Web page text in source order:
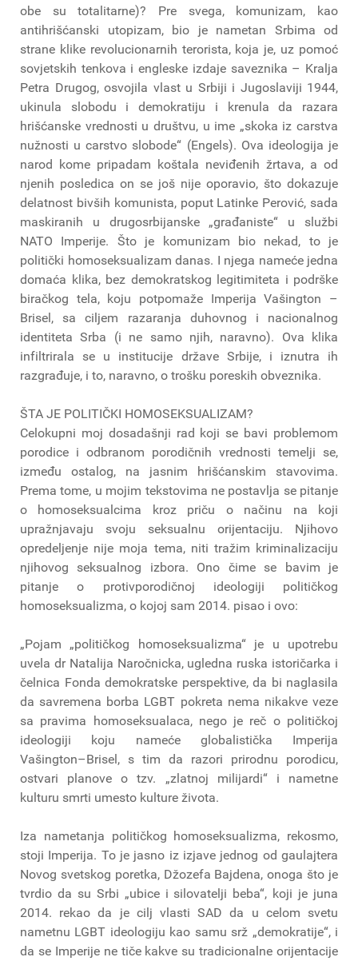
obe su totalitarne)? Pre svega, komunizam, kao
antihrišćanski utopizam, bio je nametan Srbima od
strane klike revolucionarnih terorista, koja je, uz pomoć
sovjetskih tenkova i engleske izdaje saveznika – Kralja
Petra Drugog, osvojila vlast u Srbiji i Jugoslaviji 1944,
ukinula slobodu i demokratiju i krenula da razara
hrišćanske vrednosti u društvu, u ime „skoka iz carstva
nužnosti u carstvo slobode“ (Engels). Ova ideologija je
narod kome pripadam koštala neviđenih žrtava, a od
njenih posledica on se još nije oporavio, što dokazuje
delatnost bivših komunista, poput Latinke Perović, sada
maskiranih u drugosrbijanske „građaniste“ u službi
NATO Imperije. Što je komunizam bio nekad, to je
politički homoseksualizam danas. I njega nameće jedna
domaća klika, bez demokratskog legitimiteta i podrške
biračkog tela, koju potpomaže Imperija Vašington –
Brisel, sa ciljem razaranja duhovnog i nacionalnog
identiteta Srba (i ne samo njih, naravno). Ova klika
infiltrirala se u institucije države Srbije, i iznutra ih
razgrađuje, i to, naravno, o trošku poreskih obveznika.
ŠTA JE POLITIČKI HOMOSEKSUALIZAM?
Celokupni moj dosadašnji rad koji se bavi problemom
porodice i odbranom porodičnih vrednosti temelji se,
između ostalog, na jasnim hrišćanskim stavovima.
Prema tome, u mojim tekstovima ne postavlja se pitanje
o homoseksualcima kroz priču o načinu na koji
upražnjavaju svoju seksualnu orijentaciju. Njihovo
opredeljenje nije moja tema, niti tražim kriminalizaciju
njihovog seksualnog izbora. Ono čime se bavim je
pitanje o protivporodičnoj ideologiji političkog
homoseksualizma, o kojoj sam 2014. pisao i ovo:
„Pojam „političkog homoseksualizma“ je u upotrebu
uvela dr Natalija Naročnicka, ugledna ruska istoričarka i
čelnica Fonda demokratske perspektive, da bi naglasila
da savremena borba LGBT pokreta nema nikakve veze
sa pravima homoseksualaca, nego je reč o političkoj
ideologiji koju nameće globalistička Imperija
Vašington–Brisel, s tim da razori prirodnu porodicu,
ostvari planove o tzv. „zlatnoj milijardi“ i nametne
kulturu smrti umesto kulture života.
Iza nametanja političkog homoseksualizma, rekosmo,
stoji Imperija. To je jasno iz izjave jednog od gaulajtera
Novog svetskog poretka, Džozefa Bajdena, onoga što je
tvrdio da su Srbi „ubice i silovatelji beba“, koji je juna
2014. rekao da je cilj vlasti SAD da u celom svetu
nametnu LGBT ideologiju kao samu srž „demokratije“, i
da se Imperije ne tiče kakve su tradicionalne orijentacije